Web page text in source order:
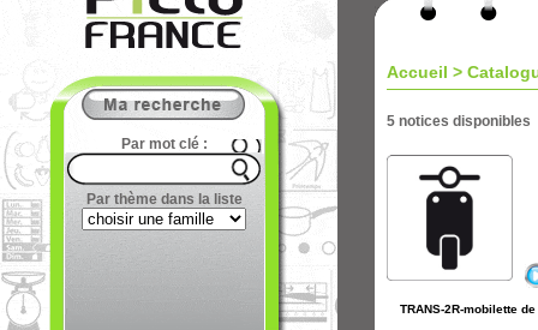
Par mot clé :
Par thème dans la liste
Accueil >
5 notices disponibles
TRANS-2R-mobilette